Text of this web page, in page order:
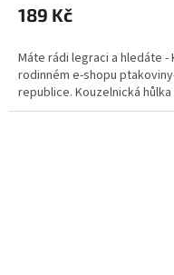
je
z
5
hvězdiček.
189 Kč
Máte rádi legraci a hledáte
rodinném e-shopu
republice. Kouzelnická